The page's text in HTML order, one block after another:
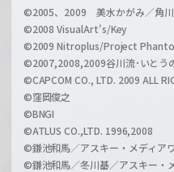
n
l
©2005、2009 美水かがみ／角
©2008 VisualArt's/Key
©2009 Nitroplus/Project
©2007,2008,2009谷川流･いとう
©CAPCOM CO., LTD. 2009 ALL
©窪岡俊之
©BNGI
©ATLUS CO.,LTD. 1996,2008
©鎌池和馬／アスキー・メディア
©鎌池和馬／冬川基／アスキー・